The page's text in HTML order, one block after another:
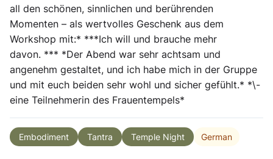
all den schönen, sinnlichen und berührenden
Momenten – als wertvolles Geschenk aus dem
Workshop mit:* ***Ich will und brauche mehr
davon. *** *Der Abend war sehr achtsam und
angenehm gestaltet, und ich habe mich in der Gruppe
und mit euch beiden sehr wohl und sicher gefühlt.* *\-
eine Teilnehmerin des Frauentempels*
Embodiment Tantra Temple Night German